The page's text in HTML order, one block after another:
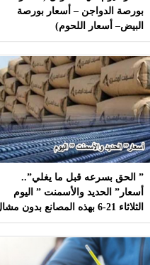
بورصة الدواجن – أسعار بورصة
البيض– أسعار اللحوم)
” الحق بسرعه قبل ما يغلي”..
أسعار” الحديد والأسمنت ” اليوم
الثلاثاء 21-6 بهذه المصانع بدون مشال